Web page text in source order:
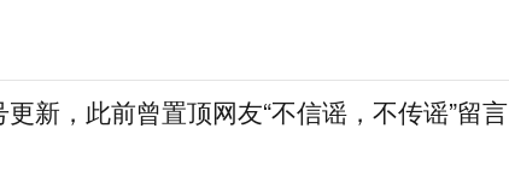
新，此前曾置顶网友“不信谣，不传谣”留言